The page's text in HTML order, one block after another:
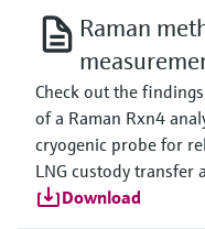
Raman
Check out the
of a Raman Rxn4
cryogenic probe for
LNG custody transfer
Download